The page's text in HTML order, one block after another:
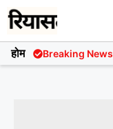
Skip
to
content
होम Breaking News